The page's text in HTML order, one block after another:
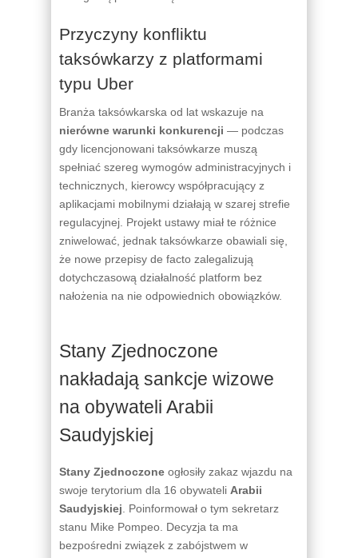
Przyczyny konfliktu
taksówkarzy z platformami
typu Uber
Branża taksówkarska od lat wskazuje na
nierówne warunki konkurencji — podczas
gdy licencjonowani taksówkarze muszą
spełniać szereg wymogów administracyjnych i
technicznych, kierowcy współpracujący z
aplikacjami mobilnymi działają w szarej strefie
regulacyjnej. Projekt ustawy miał te różnice
zniwelować, jednak taksówkarze obawiali się,
że nowe przepisy de facto zalegalizują
dotychczasową działalność platform bez
nałożenia na nie odpowiednich obowiązków.
Stany Zjednoczone
nakładają sankcje wizowe
na obywateli Arabii
Saudyjskiej
Stany Zjednoczone ogłosiły zakaz wjazdu na
swoje terytorium dla 16 obywateli Arabii
Saudyjskiej . Poinformował o tym sekretarz
stanu Mike Pompeo. Decyzja ta ma
bezpośredni związek z zabójstwem w